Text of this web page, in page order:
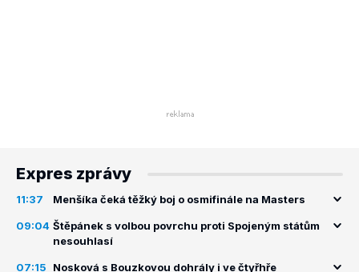
Expres zprávy
11:37 Menšíka čeká těžký boj o osmifinále na Masters
09:04 Štěpánek s volbou povrchu proti Spojeným státům
nesouhlasí
07:15 Nosková s Bouzkovou dohrály i ve čtyřhře